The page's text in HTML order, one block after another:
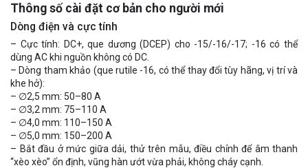
Thông số cài đặt cơ bản cho người mới
Dòng điện và cực tính
– Cực tính: DC+, que dương (DCEP) cho -15/-16/-17; -16 có thể
dùng AC khi nguồn không có DC.
– Dòng tham khảo (que rutile -16, có thể thay đổi tùy hãng, vị trí và
khe hở):
– ∅2,5 mm: 50–80 A
– ∅3,2 mm: 75–110 A
– ∅4,0 mm: 110–150 A
– ∅5,0 mm: 150–200 A
– Bắt đầu ở mức giữa dải, thử trên mẫu, điều chỉnh để âm thanh
“xèo xèo” ổn định, vũng hàn ướt vừa phải, không cháy cạnh.